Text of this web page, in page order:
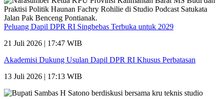
Peluang Dapil DPR RI Singbebas Terbuka untuk 2029
21 Juli 2026 | 17:47 WIB
Akademisi Dukung Usulan Dapil DPR RI Khusus Perbatasan
13 Juli 2026 | 17:13 WIB